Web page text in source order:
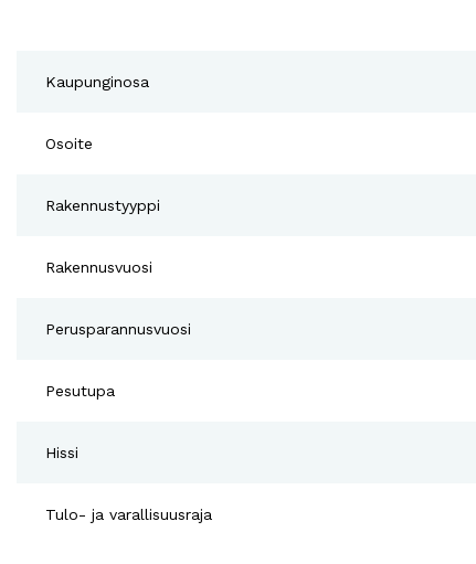
Kaupunginosa
Osoite
Rakennustyyppi
Rakennusvuosi
Perusparannusvuosi
Pesutupa
Hissi
Tulo- ja varallisuusraja